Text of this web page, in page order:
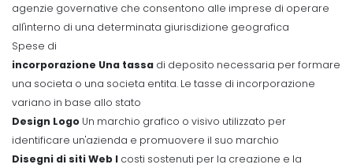
agenzie governative che consentono alle imprese di operare
all'interno di una determinata giurisdizione geografica
Spese di
incorporazione Una tassa di deposito necessaria per formare
una societa o una societa entita. Le tasse di incorporazione
variano in base allo stato
Design Logo Un marchio grafico o visivo utilizzato per
identificare un'azienda e promuovere il suo marchio
Disegni di siti Web I costi sostenuti per la creazione e la